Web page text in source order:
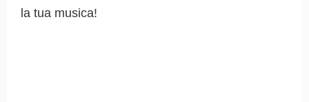
la tua musica!